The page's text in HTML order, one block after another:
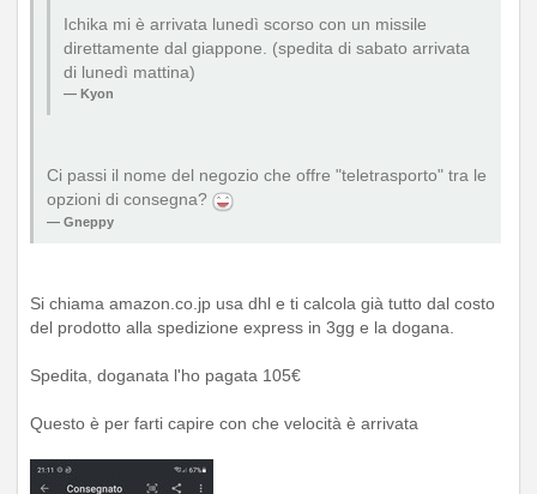
Ichika mi è arrivata lunedì scorso con un missile
direttamente dal giappone. (spedita di sabato arrivata
di lunedì mattina)
Kyon
Ci passi il nome del negozio che offre "teletrasporto" tra le
opzioni di consegna?
Gneppy
Si chiama amazon.co.jp usa dhl e ti calcola già tutto dal costo
del prodotto alla spedizione express in 3gg e la dogana.
Spedita, doganata l'ho pagata 105€
Questo è per farti capire con che velocità è arrivata